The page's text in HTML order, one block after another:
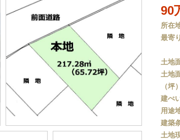
90
所在
最寄
土地
土地
（坪）
建ぺ
用途
建築
土地